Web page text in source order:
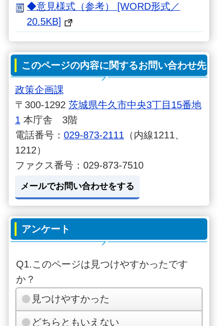
◆意見様式（参考） [WORD形式／
20.5KB]
このページの内容に関するお問い合わせ先
政策企画課
〒300-1292 茨城県牛久市中央3丁目15番地
1 本庁舎 3階
電話番号： 029-873-2111 （内線1211、
1212）
ファクス番号：029-873-7510
メールでお問い合わせをする
アンケート
Q1.このページは見つけやすかったです
か？
見つけやすかった
どちらともいえない